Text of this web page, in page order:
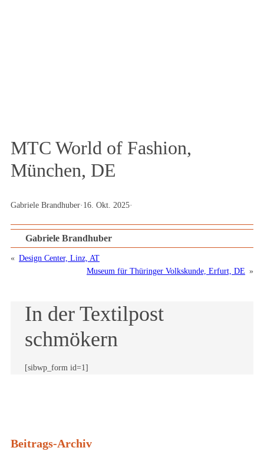
MTC World of Fashion,
München, DE
Gabriele Brandhuber· 16. Okt. 2025·
Gabriele Brandhuber
« Design Center, Linz, AT
Museum für Thüringer Volkskunde, Erfurt, DE »
In der Textilpost
schmökern
[sibwp_form id=1]
Beitrags-Archiv